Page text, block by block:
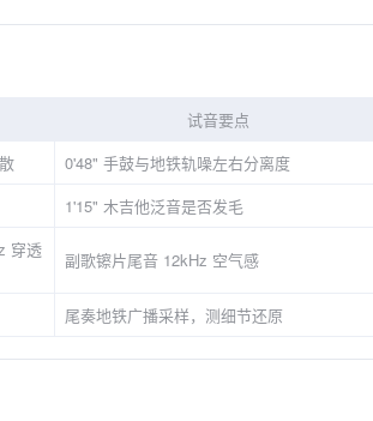
试音要点
0'48" 手鼓与地铁轨噪左右分离度
1'15" 木吉他泛音是否发毛
穿透
副歌镲片尾音 12kHz 空气感
尾奏地铁广播采样，测细节还原